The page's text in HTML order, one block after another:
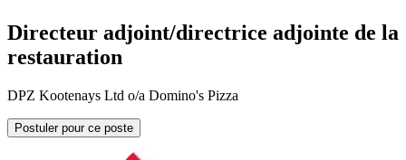
Directeur adjoint/directrice adjointe de la
restauration
DPZ Kootenays Ltd o/a Domino's Pizza
Postuler pour ce poste